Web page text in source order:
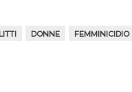
DONNE FEMMINICIDIO